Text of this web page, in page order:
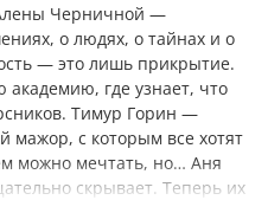
Черничной —
о людях, о тайнах и о
— это лишь прикрытие.
где узнает, что
Тимур Горин —
мажор, с которым все хотят
можно мечтать, но… Аня
скрывает. Теперь их